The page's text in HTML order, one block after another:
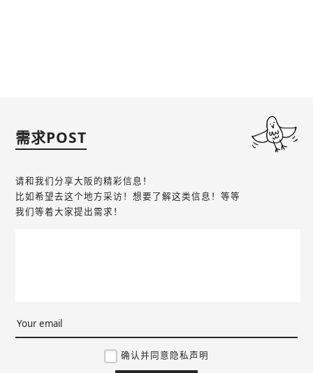
需求POST
请和我们分享大阪的精彩信息！
比如希望去这个地方采访！想要了解这类信息！等等
我们等着大家提出需求！
确认并同意隐私声明